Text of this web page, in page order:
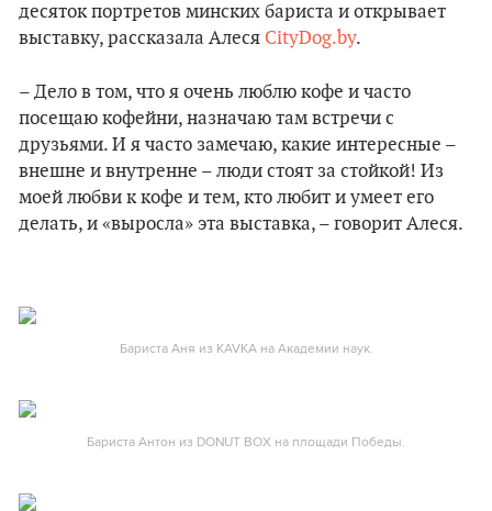
десяток портретов минских бариста и открывает
выставку, рассказала Алеся CityDog.by.
– Дело в том, что я очень люблю кофе и часто
посещаю кофейни, назначаю там встречи с
друзьями. И я часто замечаю, какие интересные –
внешне и внутренне – люди стоят за стойкой! Из
моей любви к кофе и тем, кто любит и умеет его
делать, и «выросла» эта выставка, – говорит Алеся.
Бариста Аня из KAVKA на Академии наук.
Бариста Антон из DONUT BOX на площади Победы.